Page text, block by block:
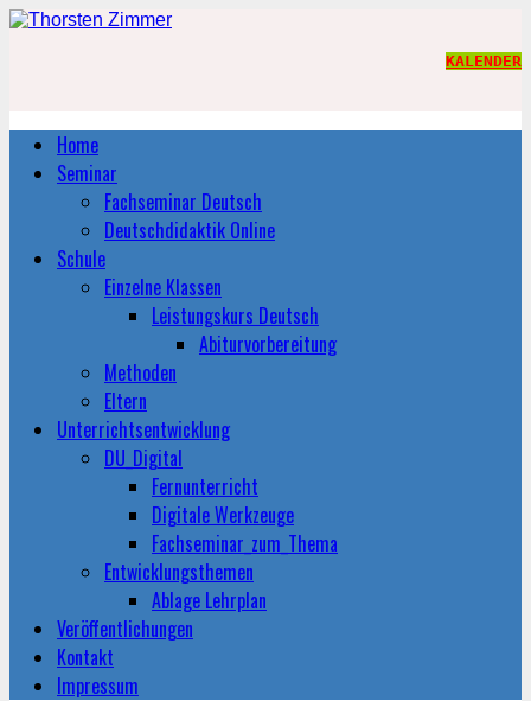
KALENDER
Home
Seminar
Fachseminar Deutsch
Deutschdidaktik Online
Schule
Einzelne Klassen
Leistungskurs Deutsch
Abiturvorbereitung
Methoden
Eltern
Unterrichtsentwicklung
DU_Digital
Fernunterricht
Digitale Werkzeuge
Fachseminar_zum_Thema
Entwicklungsthemen
Ablage Lehrplan
Veröffentlichungen
Kontakt
Impressum